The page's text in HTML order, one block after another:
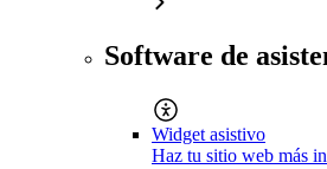
Software de
Widget asistivo
Haz tu sitio web más